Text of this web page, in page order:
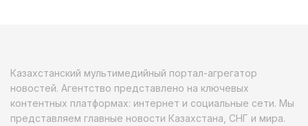
Казахстанский мультимедийный портал-агрегатор
новостей. Агентство представлено на ключевых
контентных платформах: интернет и социальные сети. Мы
представляем главные новости Казахстана, СНГ и мира.